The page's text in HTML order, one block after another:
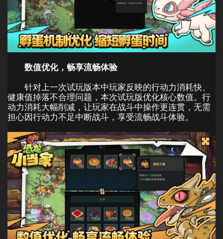
数值优化，畅享流畅体验
针对上一次试玩版本中玩家反映的行动力消耗快、
健康值掉落不合理问题，本次试玩版优化核心数值。行
动力消耗大幅削减，让玩家在战斗中操作更连贯，无需
担心因行动力不足中断战斗，享受流畅战斗体验。